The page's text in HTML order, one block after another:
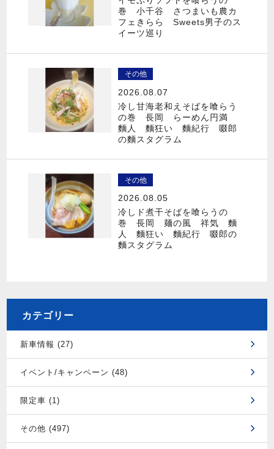
巻 小千谷 さつまいも農カ
フェきらら Sweets男子のス
イーツ巡り
その他
2026.08.07
冷し甘海老和えそばを喰らう
の巻 長岡 らーめん円満
麵人 麵狂い 麵紀行 啜郎
の麵スタグラム
その他
2026.08.05
冷しド煮干そばを喰らうの
巻 長岡 麺の風 祥気 麵
人 麵狂い 麵紀行 啜郎の
麵スタグラム
カテゴリー
新車情報 (27)
イベント/キャンペーン (48)
限定車 (1)
その他 (497)